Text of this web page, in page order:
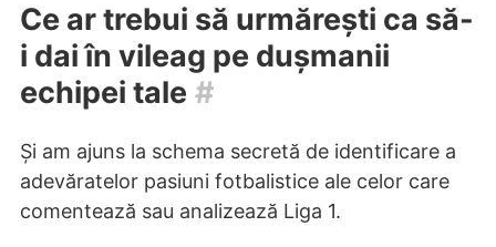
Ce ar trebui să urmărești ca să-
i dai în vileag pe dușmanii
echipei tale #
Și am ajuns la schema secretă de identificare a
adevăratelor pasiuni fotbalistice ale celor care
comentează sau analizează Liga 1.